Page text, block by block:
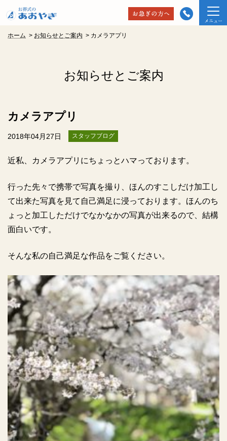
ホーム > お知らせとご案内 > カメラアプリ
お知らせとご案内
カメラアプリ
2018年04月27日 スタッフブログ
近私、カメラアプリにちょっとハマっております。
行った先々で携帯で写真を撮り、ほんのすこしだけ加工し
て出来た写真を見て自己満足に浸っております。ほんのち
ょっと加工しただけでなかなかの写真が出来るので、結構
面白いです。
そんな私の自己満足な作品をご覧ください。